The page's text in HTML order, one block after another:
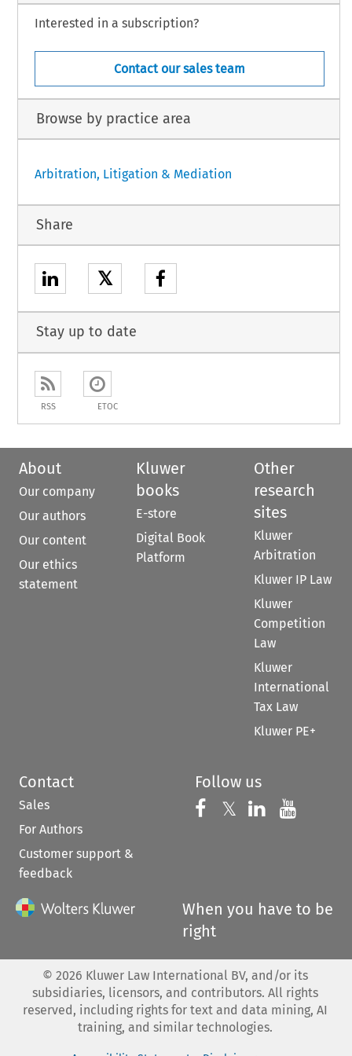
Interested in a subscription?
Contact our sales team
Browse by practice area
Arbitration, Litigation & Mediation
Share
𝕏
Stay up to date
RSS ETOC
About
Our company
Our authors
Our content
Our ethics
statement
Kluwer
books
E-store
Digital Book
Platform
Other
research
sites
Kluwer
Arbitration
Kluwer IP Law
Kluwer
Competition
Law
Kluwer
International
Tax Law
Kluwer PE+
Contact
Sales
For Authors
Customer support &
feedback
Follow us
Follow us on
𝕏 Follow us on
Follow us
When you have to be
right
© 2026 Kluwer Law International BV, and/or its
subsidiaries, licensors, and contributors. All rights
reserved, including rights for text and data mining, AI
training, and similar technologies.